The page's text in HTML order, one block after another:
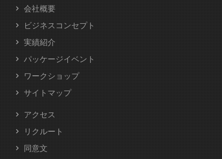
会社概要
ビジネスコンセプト
実績紹介
パッケージイベント
ワークショップ
サイトマップ
アクセス
リクルート
同意文